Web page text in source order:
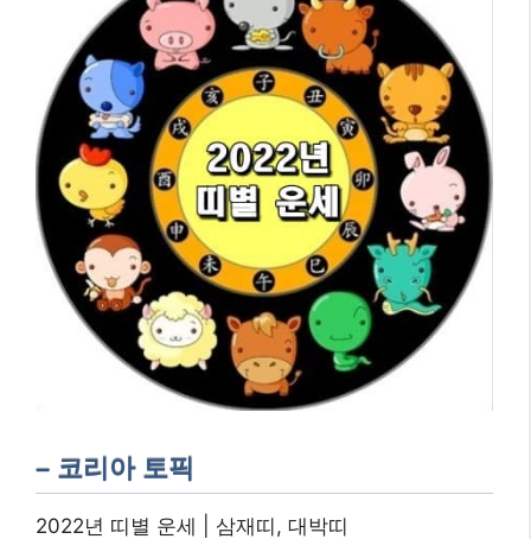
– 코리아 토픽
2022년 띠별 운세 | 삼재띠, 대박띠